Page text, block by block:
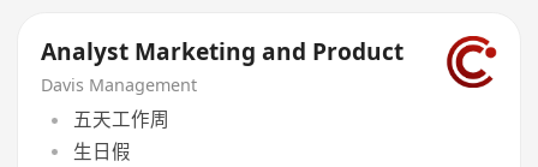
Analyst Marketing and Product
Davis Management
五天工作周
生日假